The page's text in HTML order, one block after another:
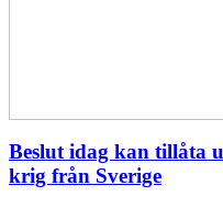
Beslut idag kan tillåta
krig från Sverige